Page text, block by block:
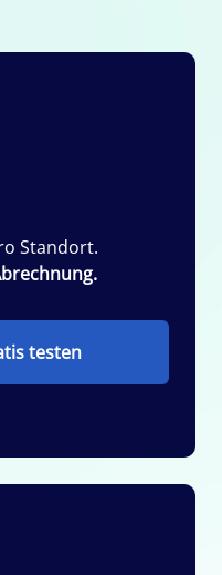
Standort.
testen